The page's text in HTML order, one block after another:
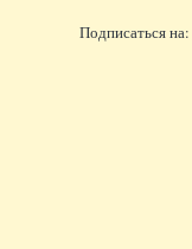
Подписаться на: